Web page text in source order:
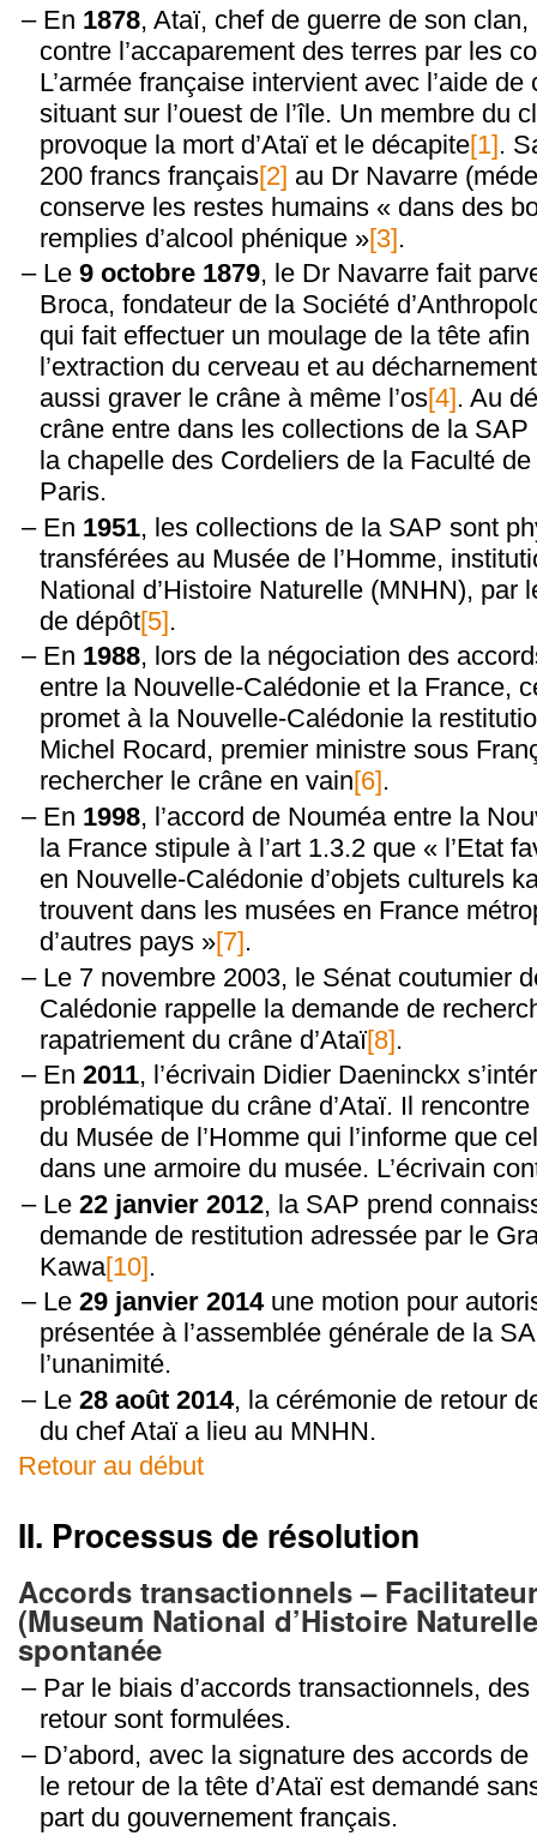
En 1878, Ataï, chef de guerre de son
contre l’accaparement des terres par les
L’armée française intervient avec l’aide
situant sur l’ouest de l’île. Un membre du
provoque la mort d’Ataï et le décapite[1].
200 francs français[2] au Dr Navarre
conserve les restes humains « dans des
remplies d’alcool phénique »[3].
Le 9 octobre 1879, le Dr Navarre fait
Broca, fondateur de la Société
qui fait effectuer un moulage de la tête
l’extraction du cerveau et au
aussi graver le crâne à même l’os[4]. Au
crâne entre dans les collections de la
la chapelle des Cordeliers de la Faculté
Paris.
En 1951, les collections de la SAP sont
transférées au Musée de l’Homme,
National d’Histoire Naturelle (MNHN), par
de dépôt[5].
En 1988, lors de la négociation des
entre la Nouvelle-Calédonie et la France,
promet à la Nouvelle-Calédonie la
Michel Rocard, premier ministre sous
rechercher le crâne en vain[6] .
En 1998, l’accord de Nouméa entre la
la France stipule à l’art 1.3.2 que « l’Etat
en Nouvelle-Calédonie d’objets culturels
trouvent dans les musées en France
d’autres pays »[7].
Le 7 novembre 2003, le Sénat coutumier
Calédonie rappelle la demande de
rapatriement du crâne d’Ataï[8].
En2011, l’écrivain Didier Daeninckx
problématique du crâne d’Ataï. Il
du Musée de l’Homme qui l’informe que
dans une armoire du musée. L’écrivain
Le22 janvier 2012, la SAP prend
demande de restitution adressée par le
Kawa[10].
Le29 janvier 2014une motion pour
présentée à l’assemblée générale de la
l’unanimité.
Le28 août 2014, la cérémonie de retour
du chef Ataï a lieu au MNHN.
Retour au début
II. Processus de résolution
Accords transactionnels –
(Museum National d’Histoire
spontanée
Par le biais d’accords transactionnels,
retour sont formulées.
D’abord, avec la signature des accords
le retour de la tête d’Ataï est demandé
part du gouvernement français.